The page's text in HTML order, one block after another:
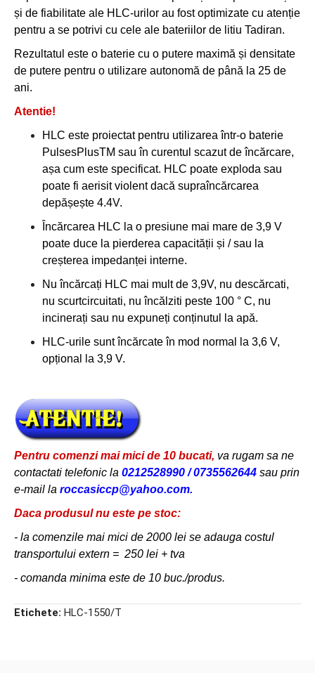
și de fiabilitate ale HLC-urilor au fost optimizate cu atenție
pentru a se potrivi cu cele ale bateriilor de litiu Tadiran.
Rezultatul este o baterie cu o putere maximă și densitate
de putere pentru o utilizare autonomă de până la 25 de
ani.
Atentie!
HLC este proiectat pentru utilizarea într-o baterie
PulsesPlusTM sau în curentul scazut de încărcare,
așa cum este specificat. HLC poate exploda sau
poate fi aerisit violent dacă supraîncărcarea
depășește 4.4V.
Încărcarea HLC la o presiune mai mare de 3,9 V
poate duce la pierderea capacității și / sau la
creșterea impedanței interne.
Nu încărcați HLC mai mult de 3,9V, nu descărcati,
nu scurtcircuitati, nu încălziti peste 100 ° C, nu
incinerați sau nu expuneți conținutul la apă.
HLC-urile sunt încărcate în mod normal la 3,6 V,
opțional la 3,9 V.
Pentru comenzi mai mici de 10 bucati, va rugam sa ne
contactati telefonic la 0212528990 / 0735562644 sau prin
e-mail la roccasiccp@yahoo.com.
Daca produsulnu este pe stoc:
- la comenzile mai mici de 2000 lei se adauga costul
transportului extern = 250 lei + tva
- comanda minima este de 10 buc./produs.
Etichete: HLC-1550/T